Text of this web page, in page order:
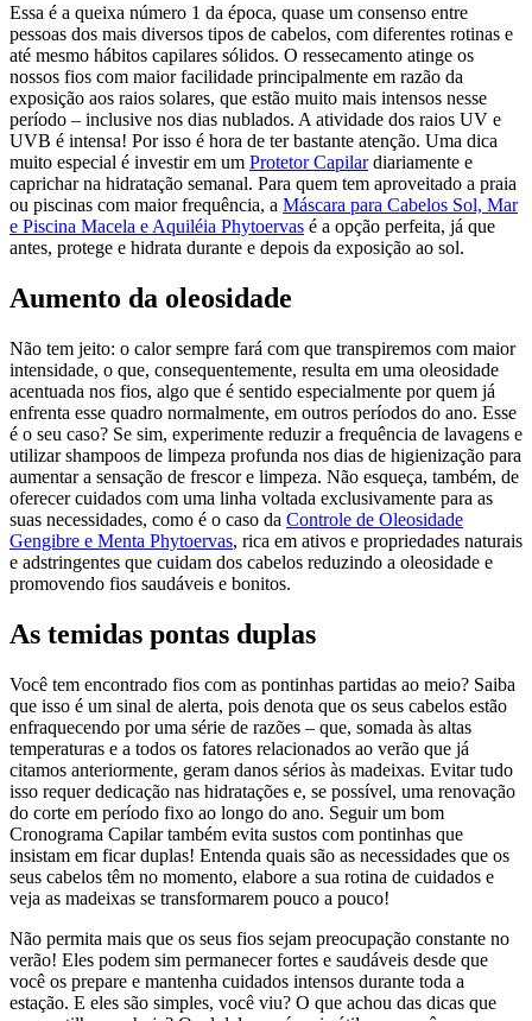
Essa é a queixa número 1 da época, quase um consenso entre
pessoas dos mais diversos tipos de cabelos, com diferentes rotinas e
até mesmo hábitos capilares sólidos. O ressecamento atinge os
nossos fios com maior facilidade principalmente em razão da
exposição aos raios solares, que estão muito mais intensos nesse
período – inclusive nos dias nublados. A atividade dos raios UV e
UVB é intensa! Por isso é hora de ter bastante atenção. Uma dica
muito especial é investir em um Protetor Capilardiariamente e
caprichar na hidratação semanal. Para quem tem aproveitado a praia
ou piscinas com maior frequência, a Máscara para Cabelos Sol, Mar
e Piscina Macela e Aquiléia Phytoervas é a opção perfeita, já que
antes, protege e hidrata durante e depois da exposição ao sol.
Aumento da oleosidade
Não tem jeito: o calor sempre fará com que transpiremos com maior
intensidade, o que, consequentemente, resulta em uma oleosidade
acentuada nos fios, algo que é sentido especialmente por quem já
enfrenta esse quadro normalmente, em outros períodos do ano. Esse
é o seu caso? Se sim, experimente reduzir a frequência de lavagens e
utilizar shampoos de limpeza profunda nos dias de higienização para
aumentar a sensação de frescor e limpeza. Não esqueça, também, de
oferecer cuidados com uma linha voltada exclusivamente para as
suas necessidades, como é o caso da Controle de Oleosidade
Gengibre e Menta Phytoervas, rica em ativos e propriedades naturais
e adstringentes que cuidam dos cabelos reduzindo a oleosidade e
promovendo fios saudáveis e bonitos.
As temidas pontas duplas
Você tem encontrado fios com as pontinhas partidas ao meio? Saiba
que isso é um sinal de alerta, pois denota que os seus cabelos estão
enfraquecendo por uma série de razões – que, somada às altas
temperaturas e a todos os fatores relacionados ao verão que já
citamos anteriormente, geram danos sérios às madeixas. Evitar tudo
isso requer dedicação nas hidratações e, se possível, uma renovação
do corte em período fixo ao longo do ano. Seguir um bom
Cronograma Capilar também evita sustos com pontinhas que
insistam em ficar duplas! Entenda quais são as necessidades que os
seus cabelos têm no momento, elabore a sua rotina de cuidados e
veja as madeixas se transformarem pouco a pouco!
Não permita mais que os seus fios sejam preocupação constante no
verão! Eles podem sim permanecer fortes e saudáveis desde que
você os prepare e mantenha cuidados intensos durante toda a
estação. E eles são simples, você viu? O que achou das dicas que